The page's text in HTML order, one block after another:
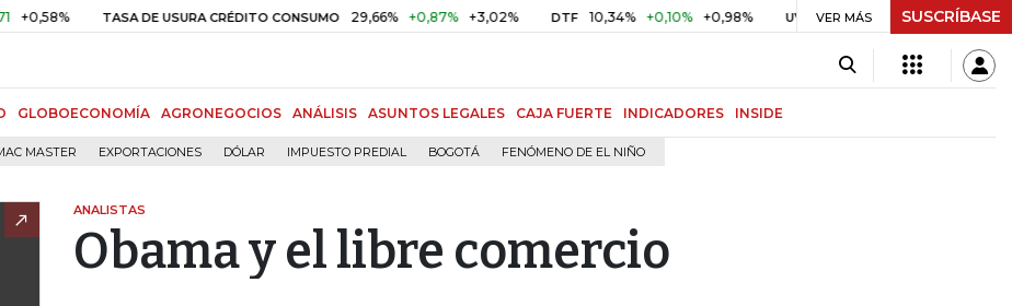
TASA DE USURA CRÉDITO CONSUMO 29,66% +0,87% +3,02% DTF 10,34% +0,10% +0,98% UVR $ 416,86 +$ 0,05 +0,01%
VER MÁS SUSCRÍBASE
GLOBOECONOMÍA AGRONEGOCIOS ANÁLISIS ASUNTOS LEGALES CAJA FUERTE INDICADORES INSIDE
MASTER EXPORTACIONES DÓLAR IMPUESTO PREDIAL BOGOTÁ FENÓMENO DE EL NIÑO
ANALISTAS
Obama y el libre comercio